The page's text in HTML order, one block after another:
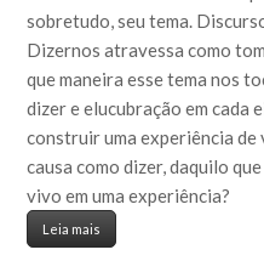
sobretudo, seu tema.
Dizernos atravessa como
que maneira esse tema nos
dizer e elucubração em cada
construir uma experiência
causa como dizer, daquilo
vivo em uma experiência?
Leia mais